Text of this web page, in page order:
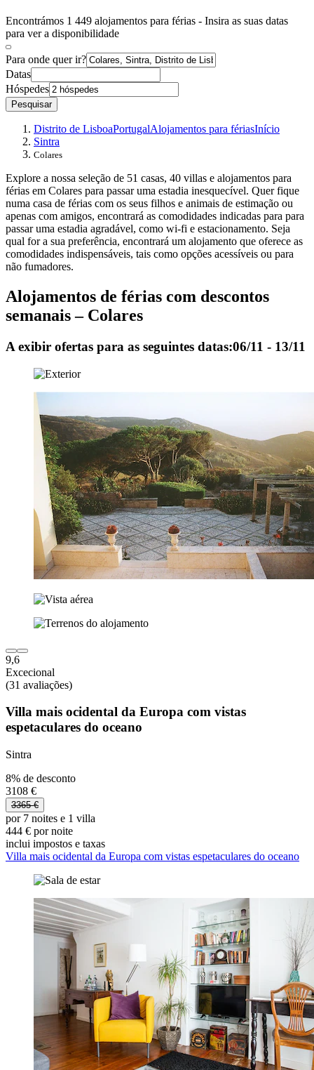
Encontrámos 1 449 alojamentos para férias - Insira as suas datas
para ver a disponibilidade
Para onde quer ir?
Datas
Hóspedes
Pesquisar
Distrito de LisboaPortugalAlojamentos para fériasInício
Sintra
Colares
Explore a nossa seleção de 51 casas, 40 villas e alojamentos para
férias em Colares para passar uma estadia inesquecível. Quer fique
numa casa de férias com os seus filhos e animais de estimação ou
apenas com amigos, encontrará as comodidades indicadas para para
passar uma estadia agradável, como wi-fi e estacionamento. Seja
qual for a sua preferência, encontrará um alojamento que oferece as
comodidades indispensáveis, tais como opções acessíveis ou para
não fumadores.
Alojamentos de férias com descontos
semanais – Colares
A exibir ofertas para as seguintes datas:06/11 - 13/11
9,6
Excecional
(31 avaliações)
Villa mais ocidental da Europa com vistas
espetaculares do oceano
Sintra
8% de desconto
3108 €
3365 €
por 7 noites e 1 villa
444 € por noite
inclui impostos e taxas
Villa mais ocidental da Europa com vistas espetaculares do oceano